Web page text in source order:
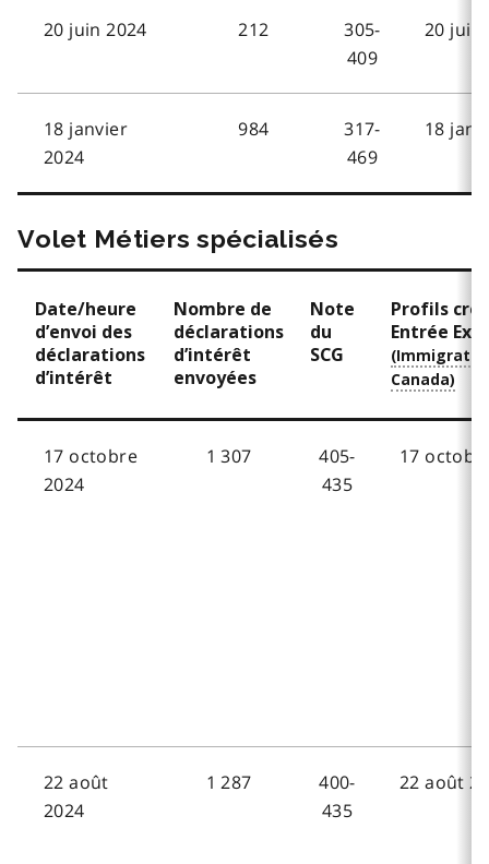
20 juin 2024 212
305-
409
20 juin
18 janvier
2024
984
317-
469
18
Volet Métiers spécialisés
Date/heure
d’envoi des
déclarations
d’intérêt
Nombre de
déclarations
d’intérêt
envoyées
Note
du
SCG
Profils
Entrée
17 octobre
2024
1 307
405-
435
17
22 août
2024
1 287
400-
435
22 août